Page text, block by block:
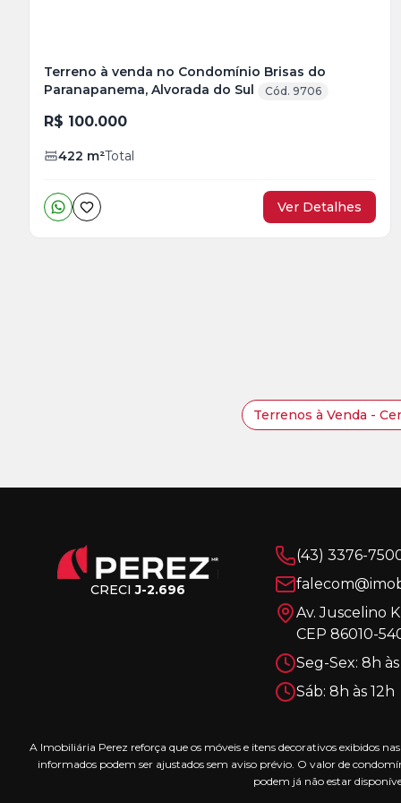
Terreno à venda no Condomínio Brisas do
Paranapanema, Alvorada do Sul
Cód. 9706
R$ 100.000
422 m²Total
Ver Detalhes
Terrenos à Venda -
CRECIJ-2.696
(43) 3376-
Av. Juscelino
CEP 86010-
Seg-Sex: 8h
Sáb: 8h às 12h
A Imobiliária Perez reforça que os móveis e itens decorativos exibidos
informados podem ser ajustados sem aviso prévio. O valor de
podem já não estar